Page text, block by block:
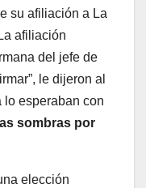
su afiliación a La
afiliación
del jefe de
le dijeron al
lo esperaban con
sombras por
elección